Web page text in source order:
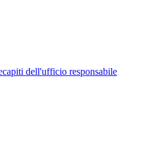
dell'ufficio responsabile